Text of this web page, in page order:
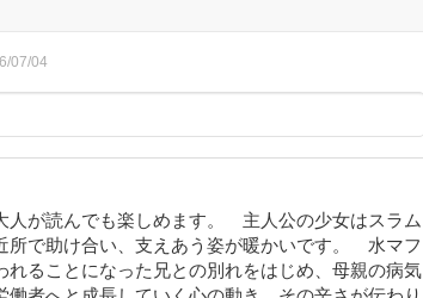
07/04
人が読んでも楽しめます。 主人公の少女はスラム
所で助け合い、支えあう姿が暖かいです。 水マフ
れることになった兄との別れをはじめ、母親の病気